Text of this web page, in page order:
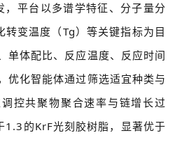
，平台以多谱学特征、分子量分
变温度（Tg）等关键指标为目
单体配比、反应温度、反应时间
优化智能体通过筛选适宜种类与
控共聚物聚合速率与链增长过
1.3的KrF光刻胶树脂，显著优于